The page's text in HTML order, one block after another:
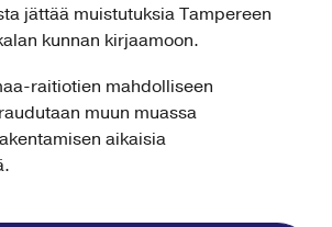
jättää muistutuksia Tampereen
kunnan kirjaamoon.
raitiotien mahdolliseen
muun muassa
aikaisia